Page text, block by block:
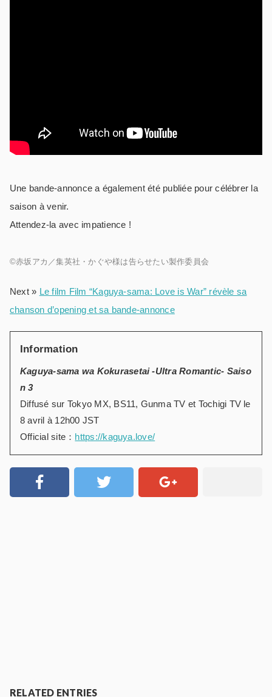
Une bande-annonce a également été publiée pour célébrer la
saison à venir.
Attendez-la avec impatience !
©赤坂アカ／集英社・かぐや様は告らせたい製作委員会
Next » Le film Film “Kaguya-sama: Love is War” révèle sa
chanson d’opening et sa bande-annonce
Information
Kaguya-sama wa Kokurasetai -Ultra Romantic- Saiso
n 3
Diffusé sur Tokyo MX, BS11, Gunma TV et Tochigi TV le
8 avril à 12h00 JST
Official site： https://kaguya.love/
RELATED ENTRIES